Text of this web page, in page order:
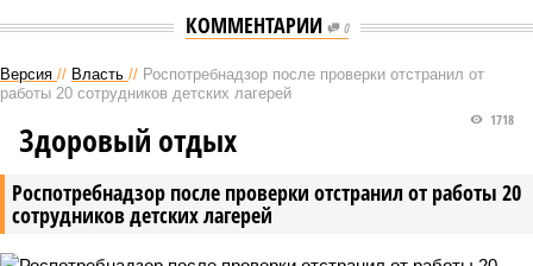
КОММЕНТАРИИ 0
Версия // Власть // Роспотребнадзор после проверки отстранил от
работы 20 сотрудников детских лагерей
Роспотребнадзор после проверки отстранил от работы 20
сотрудников детских лагерей
1718
Здоровый отдых